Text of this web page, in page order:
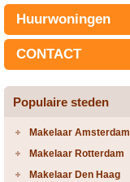
Huurwoningen
CONTACT
Populaire steden
Makelaar Amsterdam
Makelaar Rotterdam
Makelaar Den Haag